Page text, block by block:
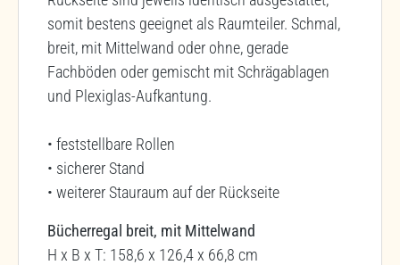
somit bestens geeignet als Raumteiler. Schmal,
breit, mit Mittelwand oder ohne, gerade
Fachböden oder gemischt mit Schrägablagen
und Plexiglas-Aufkantung.
• feststellbare Rollen
• sicherer Stand
• weiterer Stauraum auf der Rückseite
Bücherregal breit, mit Mittelwand
H x B x T: 158,6 x 126,4 x 66,8 cm